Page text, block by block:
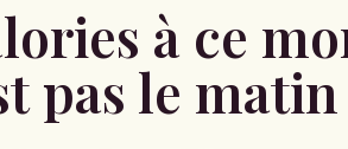
à ce
pas le